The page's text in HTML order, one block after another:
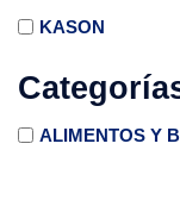
KASON
ALIMENTOS Y